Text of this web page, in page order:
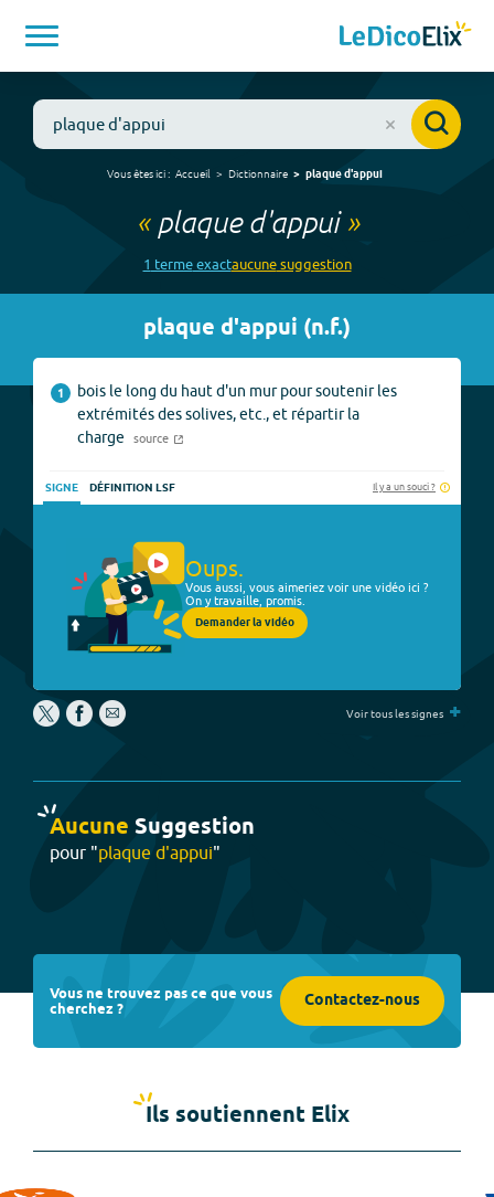
Vous êtes ici : Accueil Dictionnaire plaque d'appui
« plaque d'appui»
1 termeexactaucunesuggestion
plaque d'appui (n.f.)
1
bois le long du haut d'un mur pour soutenir les
extrémités des solives, etc., et répartir la
charge
source
SIGNE DÉFINITION LSF Il y a un souci ?
Oups.
Vous aussi, vous aimeriez voir une vidéo ici ?
On y travaille, promis.
Demander la vidéo
Voir tous les signes +
Aucune Suggestion
pour "plaque d'appui"
Vous ne trouvez pas ce que vous
cherchez ? Contactez-nous
Ils soutiennent Elix